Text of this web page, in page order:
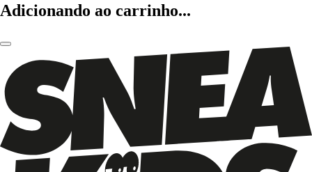
Adicionando ao carrinho...